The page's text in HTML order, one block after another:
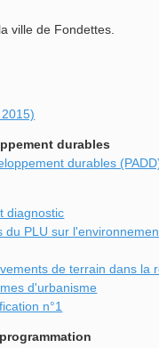
ville de Fondettes.
durables
durables
diagnostic
du PLU sur
de terrain dans la
d'urbanisme
n°1